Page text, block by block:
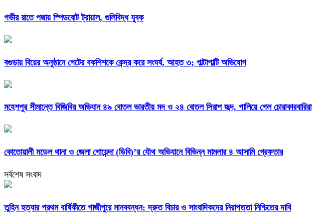
গভীর রাতে পদ্মায় স্পিডবোট ট্রায়াল, গুলিবিদ্ধ যুবক
বগুড়ায় বিয়ের অনুষ্ঠানে গেটের বকশিশকে কেন্দ্র করে সংঘর্ষ, আহত ৩; পাল্টাপাল্টি অভিযোগ
মহেশপুর সীমান্তে বিজিবির অভিযান ৪৯ বোতল ভারতীয় মদ ও ২৪ বোতল সিরাপ জব্দ, পালিয়ে গেল চোরাকারবারিরা
কোতোয়ালী মডেল থানা ও জেলা গোয়েন্দা (ডিবি)’র যৌথ অভিযানে বিভিন্ন মামলার ৪ আসামি গ্রেফতার
সর্বশেষ সংবাদ
তুহিন হত্যার প্রথম বার্ষিকীতে গাজীপুরে মানববন্ধন: দ্রুত বিচার ও সাংবাদিকদের নিরাপত্তা নিশ্চিতের দাবি